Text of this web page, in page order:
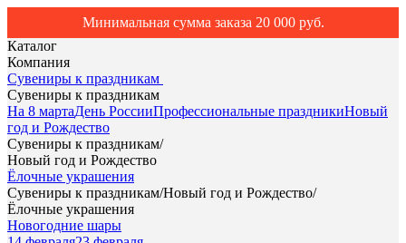
Минимальная сумма заказа 20 000 руб.
Каталог
Компания
Сувениры к праздникам
Сувениры к праздникам
На 8 мартаДень РоссииПрофессиональные праздникиНовый
год и Рождество
Сувениры к праздникам/
Новый год и Рождество
Ёлочные украшения
Сувениры к праздникам/Новый год и Рождество/
Ёлочные украшения
Новогодние шары